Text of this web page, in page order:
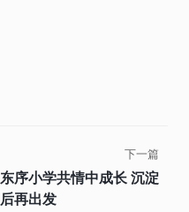
下一篇
东序小学共情中成长 沉淀
后再出发